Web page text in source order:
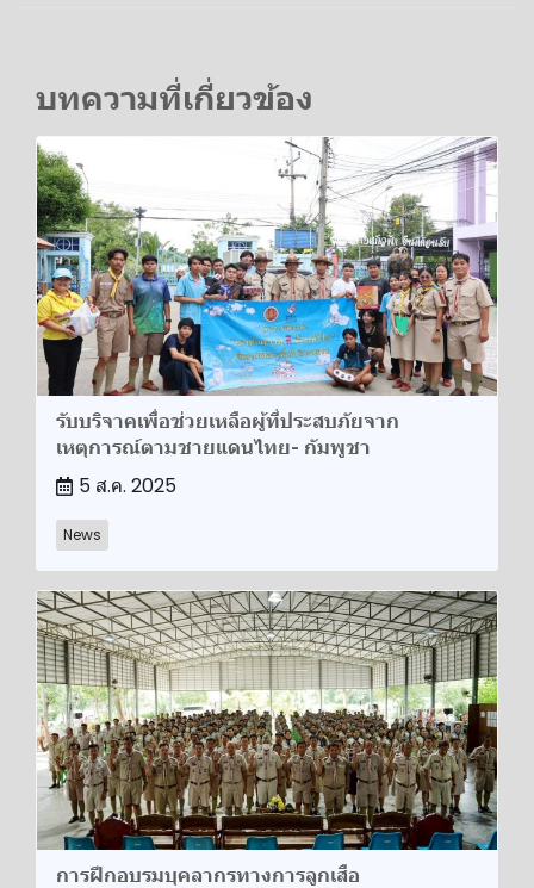
บทความที่เกี่ยวข้อง
รับบริจาคเพื่อช่วยเหลือผู้ที่ประสบภัยจาก
เหตุการณ์ตามชายแดนไทย- กัมพูชา
5 ส.ค. 2025
News
การฝึกอบรมบุคลากรทางการลูกเสือ